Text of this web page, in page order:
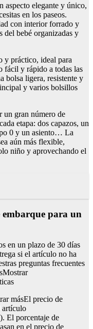
aspecto elegante y único,
en los paseos.
con interior forrado y
del bebé organizadas y
y práctico, ideal para
fácil y rápido a todas las
bolsa ligera, resistente y
y varios bolsillos
un gran número de
etapa: dos capazos, un
0 y un asiento… La
aún más flexible,
niño y aprovechando el
embarque para un
en un plazo de 30 días
si el artículo no ha
preguntas frecuentes
másEl precio de
artículo
El porcentaje de
en el precio de